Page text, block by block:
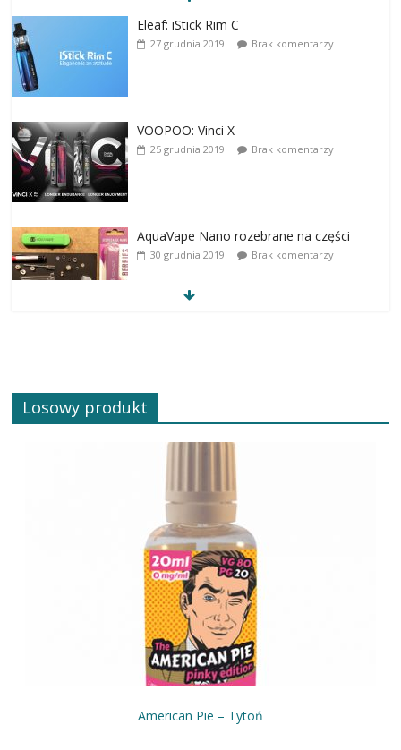
Eleaf: iStick Rim C
27 grudnia 2019 Brak komentarzy
VOOPOO: Vinci X
25 grudnia 2019 Brak komentarzy
AquaVape Nano rozebrane na części
30 grudnia 2019 Brak komentarzy
Losowy produkt
American Pie – Tytoń